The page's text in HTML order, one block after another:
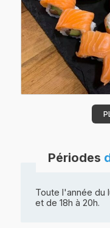
Périodes
Toute l'année du
et de 18h à 20h.